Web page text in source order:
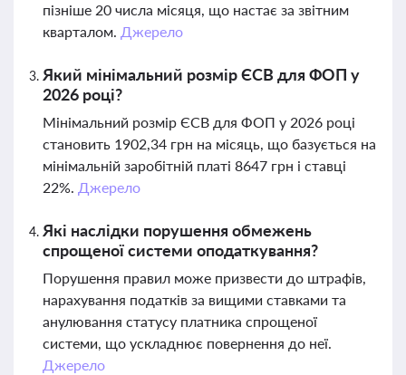
пізніше 20 числа місяця, що настає за звітним
кварталом. Джерело
Який мінімальний розмір ЄСВ для ФОП у
2026 році?
Мінімальний розмір ЄСВ для ФОП у 2026 році
становить 1902,34 грн на місяць, що базується на
мінімальній заробітній платі 8647 грн і ставці
22%. Джерело
Які наслідки порушення обмежень
спрощеної системи оподаткування?
Порушення правил може призвести до штрафів,
нарахування податків за вищими ставками та
анулювання статусу платника спрощеної
системи, що ускладнює повернення до неї.
Джерело